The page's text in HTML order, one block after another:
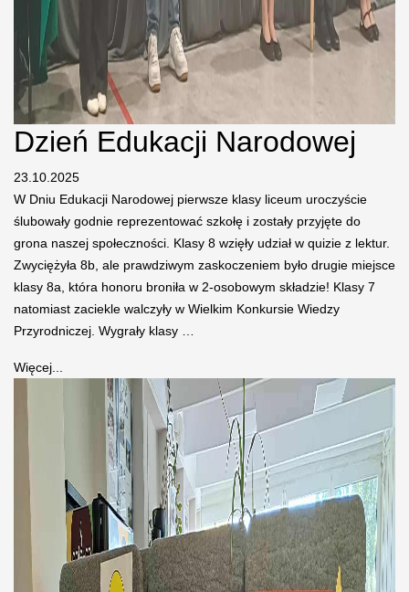
Dzień Edukacji Narodowej
23.10.2025
W Dniu Edukacji Narodowej pierwsze klasy liceum uroczyście
ślubowały godnie reprezentować szkołę i zostały przyjęte do
grona naszej społeczności. Klasy 8 wzięły udział w quizie z lektur.
Zwyciężyła 8b, ale prawdziwym zaskoczeniem było drugie miejsce
klasy 8a, która honoru broniła w 2-osobowym składzie! Klasy 7
natomiast zaciekle walczyły w Wielkim Konkursie Wiedzy
Przyrodniczej. Wygrały klasy …
Więcej...